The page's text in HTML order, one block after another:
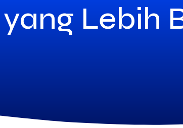
Lebih